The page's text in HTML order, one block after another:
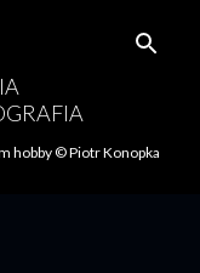
hobby © Piotr Konopka